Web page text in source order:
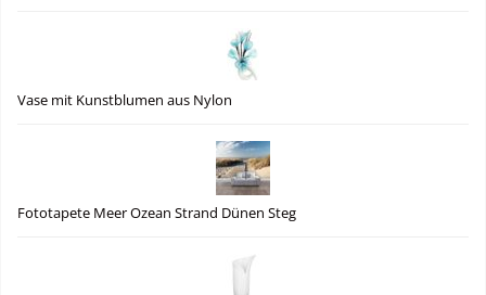
Vase mit Kunstblumen aus Nylon
Fototapete Meer Ozean Strand Dünen Steg